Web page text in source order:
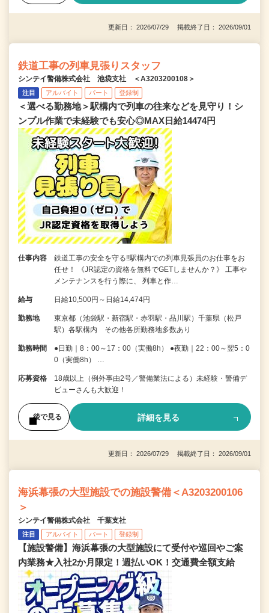
更新日： 2026/07/29 掲載終了日： 2026/09/01
鉄道工事の列車見張りスタッフ
シンテイ警備株式会社 池袋支社 ＜A3203200108＞
注目 アルバイト パート 登録制
＜選べる勤務地＞駅構内で列車の往来などを見守り！シ
ンプル作業で未経験でも安心◎MAX日給14474円
仕事内容
鉄道工事の安全を守る!!駅構内での列車見張員のお仕事をお
任せ！ 《JR認定の資格を無料でGETしませんか？》 工事や
メンテナンスを行う際に、 列車と作…
給与 日給10,500円～日給14,474円
勤務地
東京都（池袋駅・新宿駅・赤羽駅・品川駅）千葉県（松戸
駅）各駅構内 その他各所勤務地多数あり
勤務時間
●日勤｜8：00～17：00（実働8h） ●夜勤｜22：00～翌5：0
0（実働8h） …
応募資格
18歳以上（例外事由2号／警備業法による）未経験・警備デ
ビューさんも大歓迎！
後で見る 詳細を見る
更新日： 2026/07/29 掲載終了日： 2026/09/01
海浜幕張の大型施設での施設警備＜A3203200106
＞
シンテイ警備株式会社 千葉支社
注目 アルバイト パート 登録制
【施設警備】海浜幕張の大型施設にて受付や巡回やご案
内業務★入社2か月限定！週払いOK！交通費全額支給